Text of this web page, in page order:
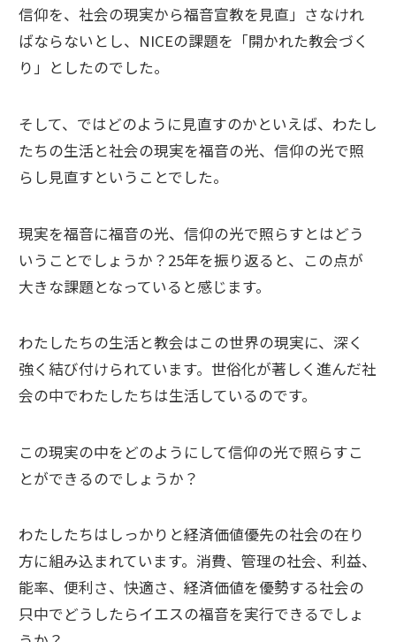
信仰を、社会の現実から福音宣教を見直」さなけれ
ばならないとし、NICEの課題を「開かれた教会づく
り」としたのでした。
そして、ではどのように見直すのかといえば、わたし
たちの生活と社会の現実を福音の光、信仰の光で照
らし見直すということでした。
現実を福音に福音の光、信仰の光で照らすとはどう
いうことでしょうか？25年を振り返ると、この点が
大きな課題となっていると感じます。
わたしたちの生活と教会はこの世界の現実に、深く
強く結び付けられています。世俗化が著しく進んだ社
会の中でわたしたちは生活しているのです。
この現実の中をどのようにして信仰の光で照らすこ
とができるのでしょうか？
わたしたちはしっかりと経済価値優先の社会の在り
方に組み込まれています。消費、管理の社会、利益、
能率、便利さ、快適さ、経済価値を優勢する社会の
只中でどうしたらイエスの福音を実行できるでしょ